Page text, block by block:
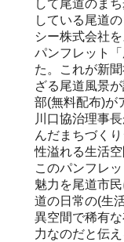
して尾道のま
している尾道
シー株式会社
パンフレット
た。これが新
ざる尾道風景
部(無料配布)が
川口協治理事
んだまちづく
性溢れる生活
このパンフレ
魅力を尾道市
道の日常の(生
異空間で稀有
力なのだと伝